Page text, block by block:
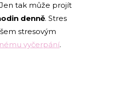
tak může projít
denně. Stres
stresovým
vyčerpání.